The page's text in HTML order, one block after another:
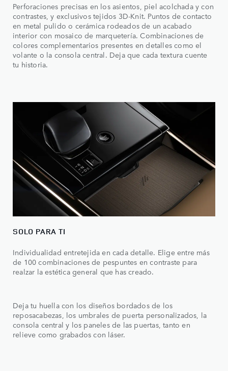
Perforaciones precisas en los asientos, piel acolchada y con
contrastes, y exclusivos tejidos 3D-Knit. Puntos de contacto
en metal pulido o cerámica rodeados de un acabado
interior con mosaico de marquetería. Combinaciones de
colores complementarios presentes en detalles como el
volante o la consola central. Deja que cada textura cuente
tu historia.
SOLO PARA TI
Individualidad entretejida en cada detalle. Elige entre más
de 100 combinaciones de pespuntes en contraste para
realzar la estética general que has creado.
Deja tu huella con los diseños bordados de los
reposacabezas, los umbrales de puerta personalizados, la
consola central y los paneles de las puertas, tanto en
relieve como grabados con láser.